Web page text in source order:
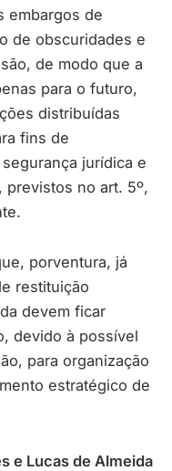
embargos de
de obscuridades e
de modo que a
para o futuro,
distribuídas
fins de
jurídica e
previstos no art. 5º,
porventura, já
restituição
devem ficar
devido à possível
para organização
estratégico de
e Lucas de Almeida